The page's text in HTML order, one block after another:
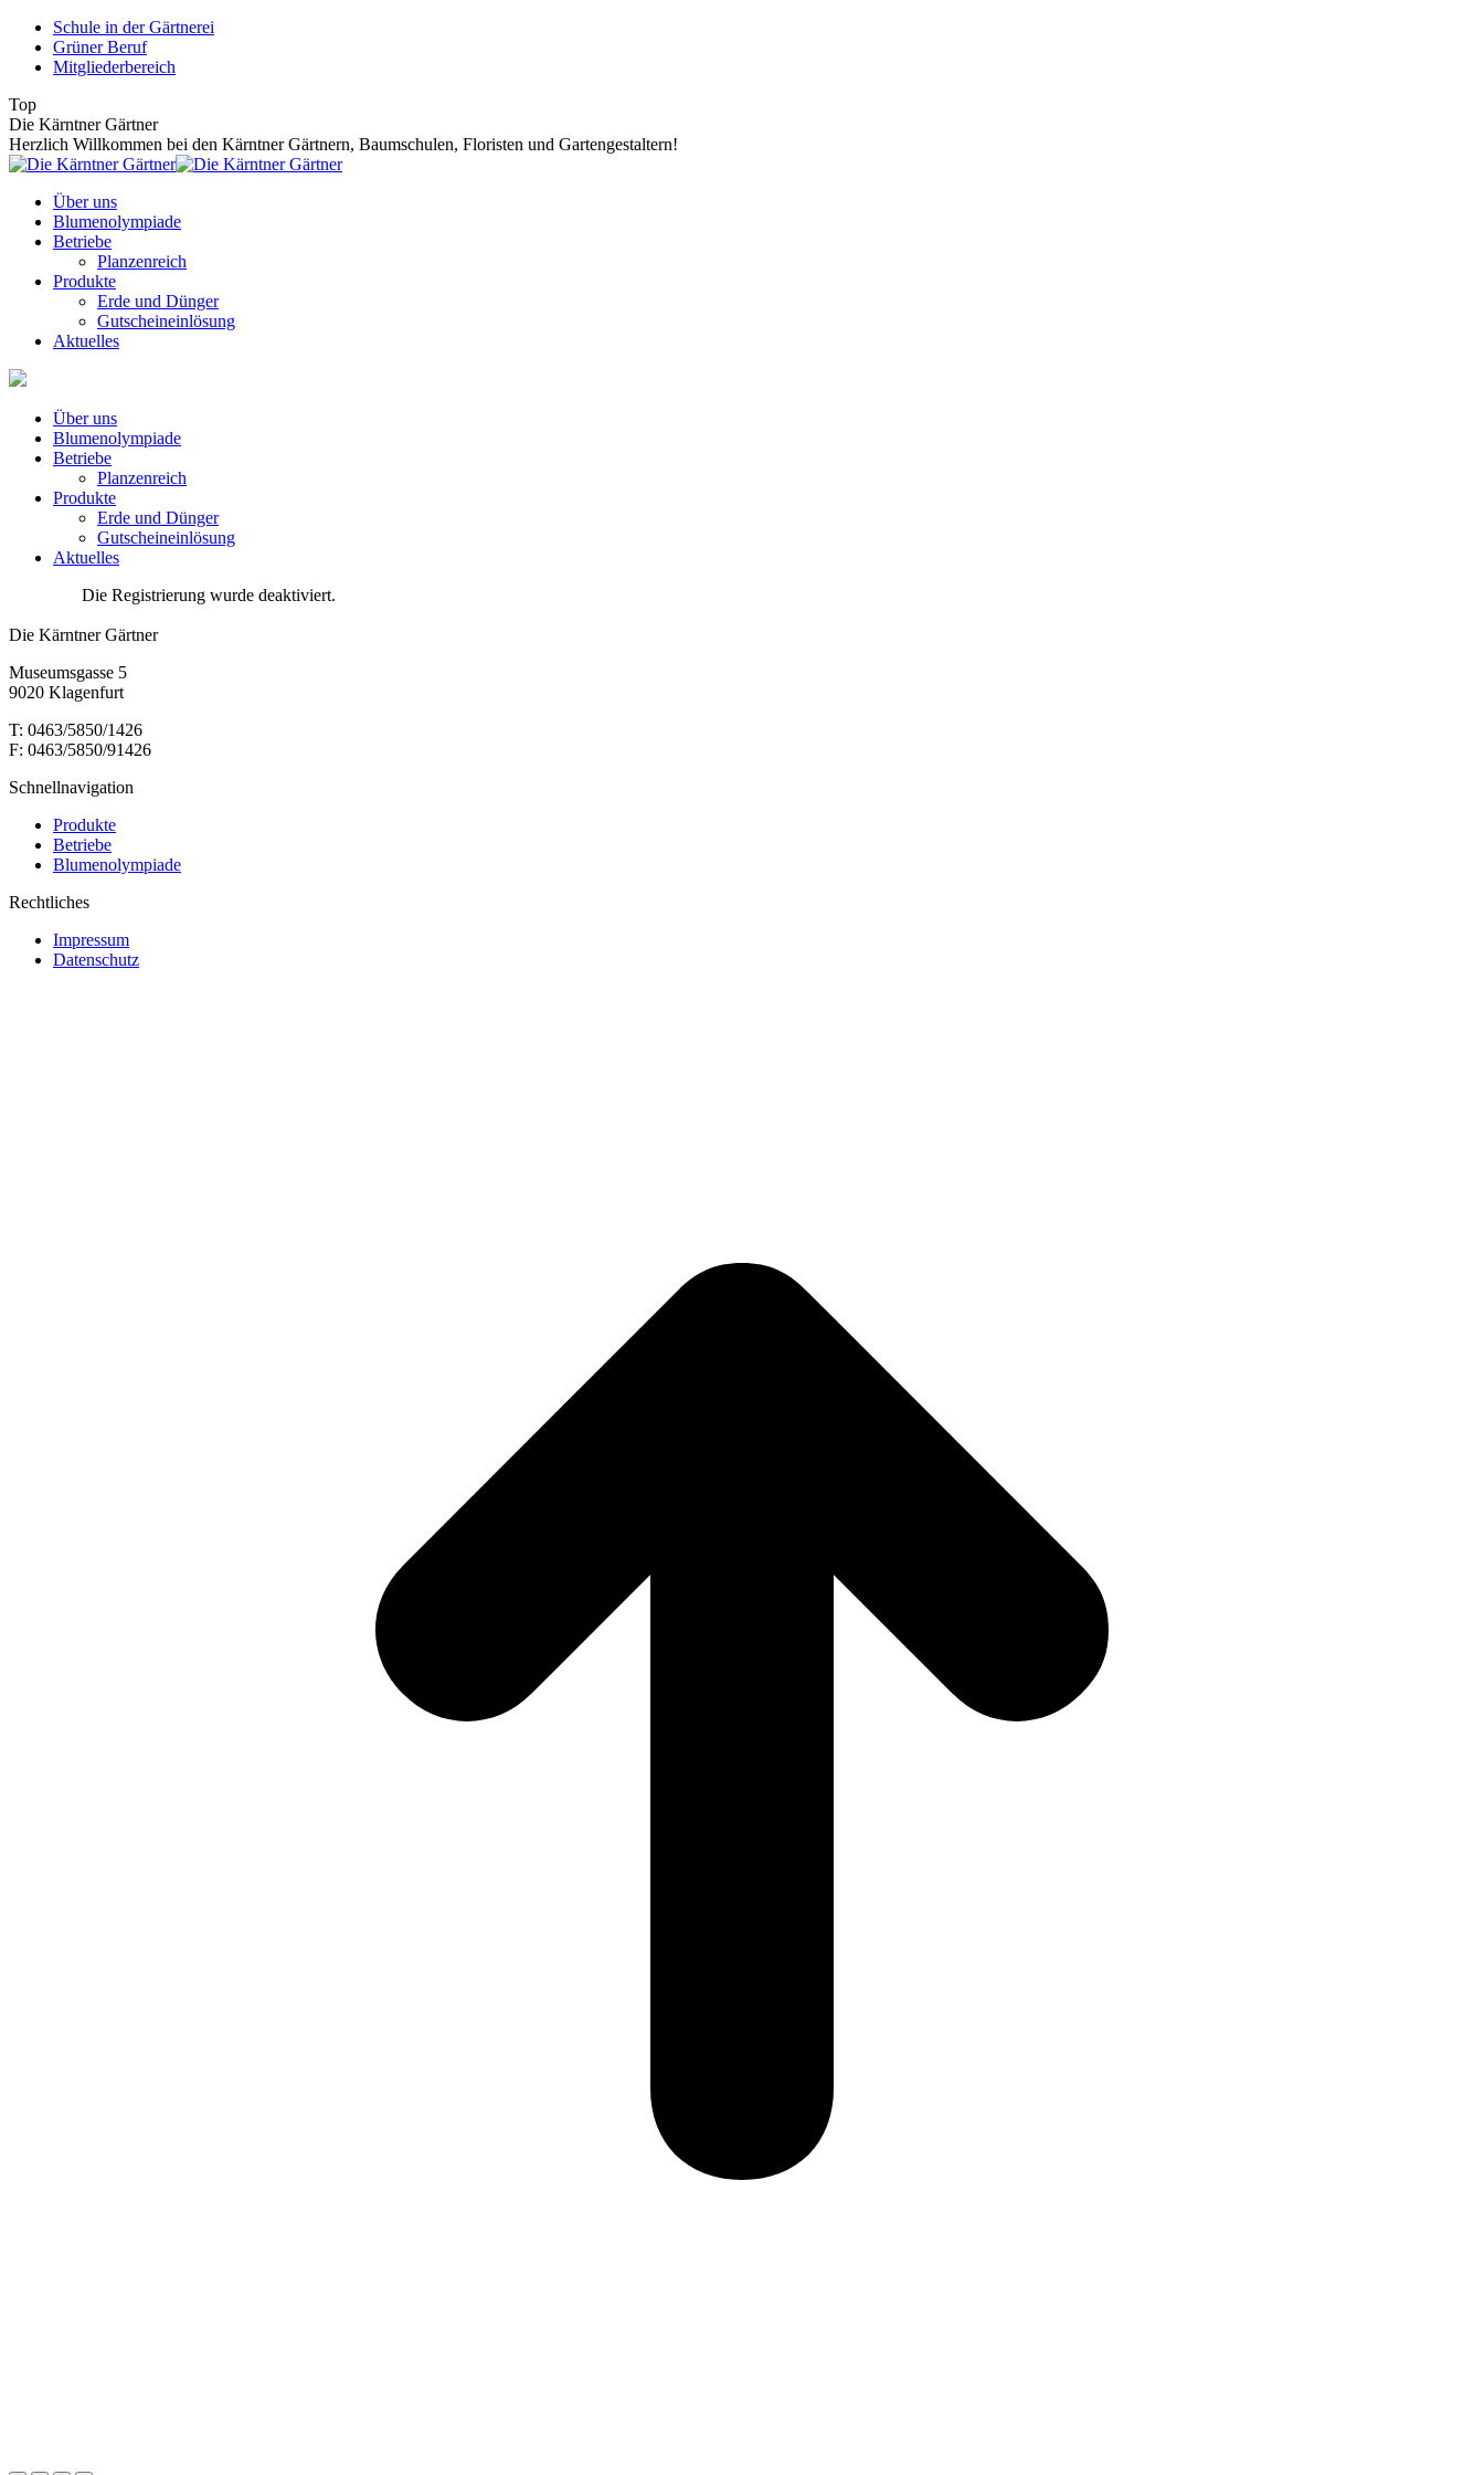
Zum
Inhalt
springen
Schule in der Gärtnerei
Grüner Beruf
Mitgliederbereich
Top
Die Kärntner Gärtner
Herzlich Willkommen bei den Kärntner Gärtnern, Baumschulen, Floristen und Gartengestaltern!
Über uns
Blumenolympiade
Betriebe
Planzenreich
Produkte
Erde und Dünger
Gutscheineinlösung
Aktuelles
Über uns
Blumenolympiade
Betriebe
Planzenreich
Produkte
Erde und Dünger
Gutscheineinlösung
Aktuelles
Die Registrierung wurde deaktiviert.
Die Kärntner Gärtner
Museumsgasse 5
9020 Klagenfurt
T: 0463/5850/1426
F: 0463/5850/91426
Schnellnavigation
Produkte
Betriebe
Blumenolympiade
Rechtliches
Impressum
Datenschutz